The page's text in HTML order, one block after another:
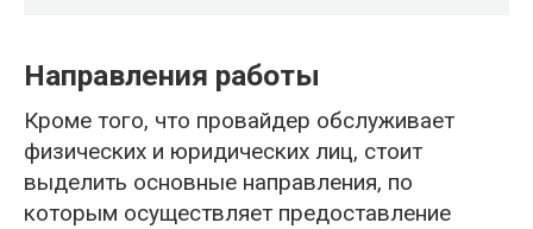
Направления работы
Кроме того, что провайдер обслуживает
физических и юридических лиц, стоит
выделить основные направления, по
которым осуществляет предоставление